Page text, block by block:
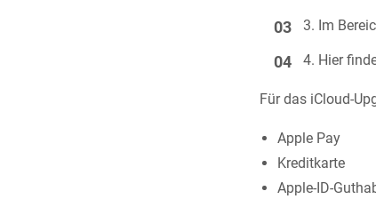
Im
Hier
Für das iCloud-
Apple Pay
Kreditkarte
Apple-ID-